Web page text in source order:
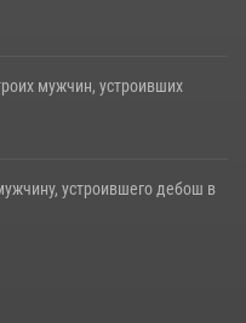
мужчин, устроивших
устроившего дебош в